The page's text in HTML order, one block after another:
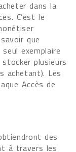
dans la
C’est le
que
exemplaire
stocker plusieurs
achetant). Les
Accès de
des
à travers les